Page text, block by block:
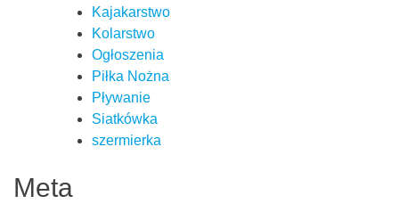
Kajakarstwo
Kolarstwo
Ogłoszenia
Piłka Nożna
Pływanie
Siatkówka
szermierka
Meta